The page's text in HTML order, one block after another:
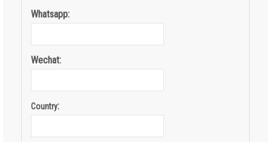
Whatsapp:
Wechat:
Country: